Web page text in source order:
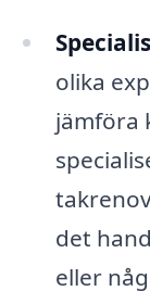
olika
jämföra
det
eller